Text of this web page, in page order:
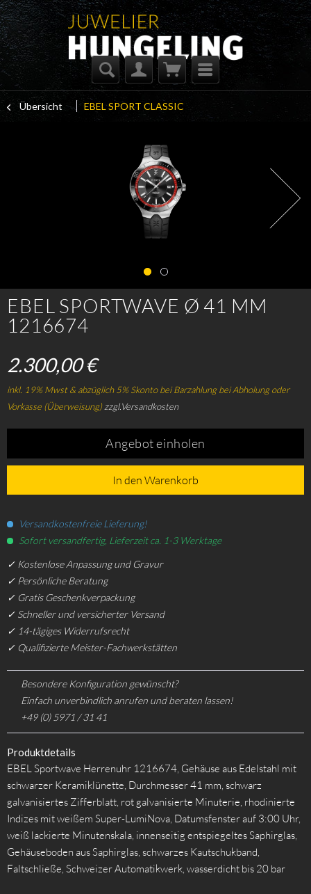
Übersicht EBEL SPORT CLASSIC
EBEL SPORTWAVE Ø 41 MM
1216674
2.300,00 €
inkl. 19% Mwst & abzüglich 5% Skonto bei Barzahlung bei Abholung oder
Vorkasse (Überweisung)zzgl.Versandkosten
Angebot einholen
In den Warenkorb
Versandkostenfreie Lieferung!
Sofort versandfertig, Lieferzeit ca. 1-3 Werktage
✓ Kostenlose Anpassung und Gravur
✓ Persönliche Beratung
✓ Gratis Geschenkverpackung
✓ Schneller und versicherter Versand
✓ 14-tägiges Widerrufsrecht
✓ Qualifizierte Meister-Fachwerkstätten
Besondere Konfiguration gewünscht?
Einfach unverbindlich anrufen und beraten lassen!
+49 (0) 5971 / 31 41
Produktdetails
EBEL Sportwave Herrenuhr 1216674, Gehäuse aus Edelstahl mit
schwarzer Keramiklünette, Durchmesser 41 mm, schwarz
galvanisiertes Zifferblatt, rot galvanisierte Minuterie, rhodinierte
Indizes mit weißem Super-LumiNova, Datumsfenster auf 3:00 Uhr,
weiß lackierte Minutenskala, innenseitig entspiegeltes Saphirglas,
Gehäuseboden aus Saphirglas, schwarzes Kautschukband,
Faltschließe, Schweizer Automatikwerk, wasserdicht bis 20 bar